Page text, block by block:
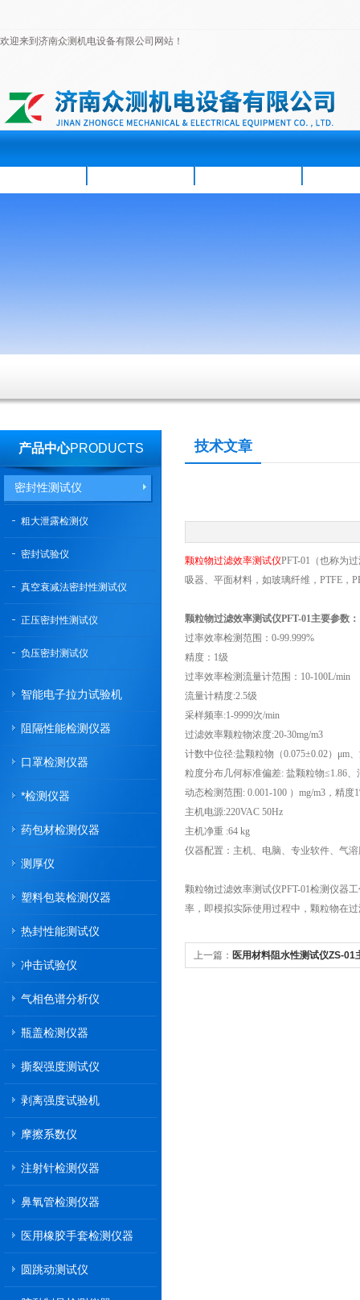
欢迎来到济南众测机电设备有限公司网站！
产品中心PRODUCTS
密封性测试仪
粗大泄露检测仪
密封试验仪
真空衰减法密封性测试仪
正压密封性测试仪
负压密封测试仪
智能电子拉力试验机
阻隔性能检测仪器
口罩检测仪器
*检测仪器
药包材检测仪器
测厚仪
塑料包装检测仪器
热封性能测试仪
冲击试验仪
气相色谱分析仪
瓶盖检测仪器
撕裂强度测试仪
剥离强度试验机
摩擦系数仪
注射针检测仪器
鼻氧管检测仪器
医用橡胶手套检测仪器
圆跳动测试仪
技术文章
颗粒物过滤效率测试仪PFT-01（也称为
吸器、平面材料，如玻璃纤维，PTFE，
颗粒物过滤效率测试仪PFT-01主要参数：
过率效率检测范围：0-99.999%
精度：1级
过率效率检测流量计范围：10-100L/min
流量计精度:2.5级
采样频率:1-9999次/min
过滤效率颗粒物浓度:20-30mg/m3
计数中位径:盐颗粒物（0.075±0.02）μm
粒度分布几何标准偏差: 盐颗粒物≤1.86、
动态检测范围: 0.001-100 ）mg/m3，精度
主机电源:220VAC 50Hz
主机净重 :64 kg
仪器配置：主机、电脑、专业软件、气
颗粒物过滤效率测试仪PFT-01检测仪器
率，即模拟实际使用过程中，颗粒物在
上一篇： 医用材料阻水性测试仪ZS-01